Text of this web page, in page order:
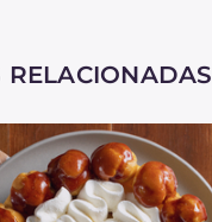
RELACIONADAS